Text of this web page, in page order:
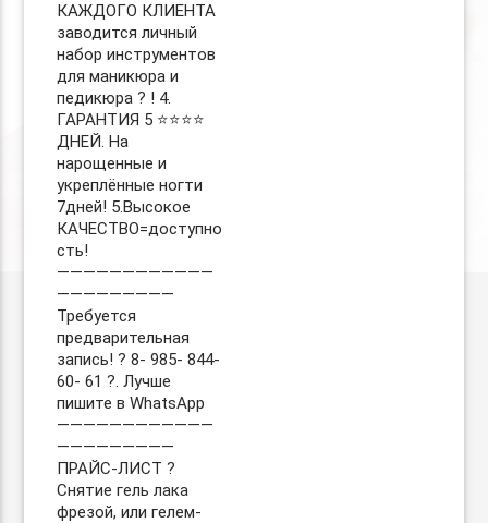
КАЖДОГО КЛИЕНТА
заводится личный
набор инструментов
для маникюра и
педикюра ? ! 4.
ГАРАНТИЯ 5 ⭐️⭐️⭐️⭐️
ДНЕЙ. На
нарощенные и
укреплённые ногти
7дней! 5.Высокое
КАЧЕСТВО=доступно
сть!
————————————
—————————
Требуется
предварительная
запись! ? 8- 985- 844-
60- 61 ?. Лучше
пишите в WhatsApp
————————————
—————————
ПРАЙС-ЛИСТ ?
Снятие гель лака
фрезой, или гелем-